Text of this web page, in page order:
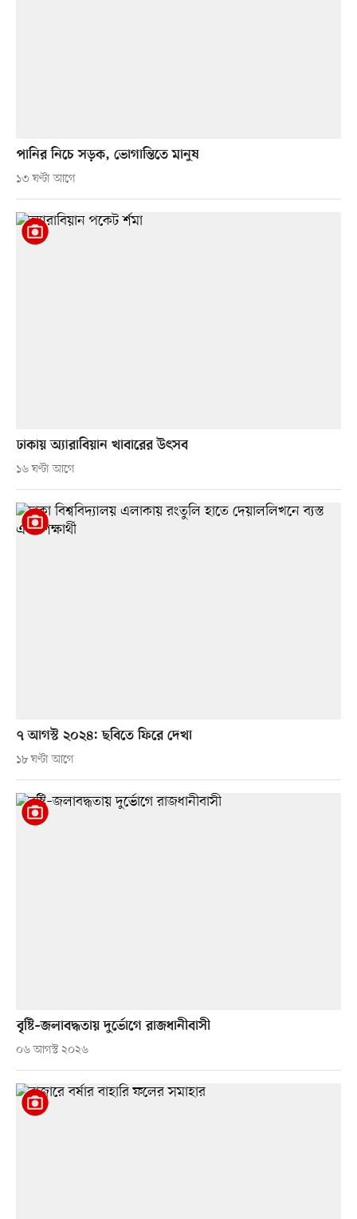
পানির নিচে সড়ক, ভোগান্তিতে মানুষ
১৩ ঘণ্টা আগে
ঢাকায় অ্যারাবিয়ান খাবারের উৎসব
১৬ ঘণ্টা আগে
৭ আগস্ট ২০২৪: ছবিতে ফিরে দেখা
১৮ ঘণ্টা আগে
বৃষ্টি–জলাবদ্ধতায় দুর্ভোগে রাজধানীবাসী
০৬ আগস্ট ২০২৬